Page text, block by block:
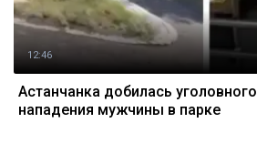
12:46
Астанчанка добилась
нападения мужчины в парке